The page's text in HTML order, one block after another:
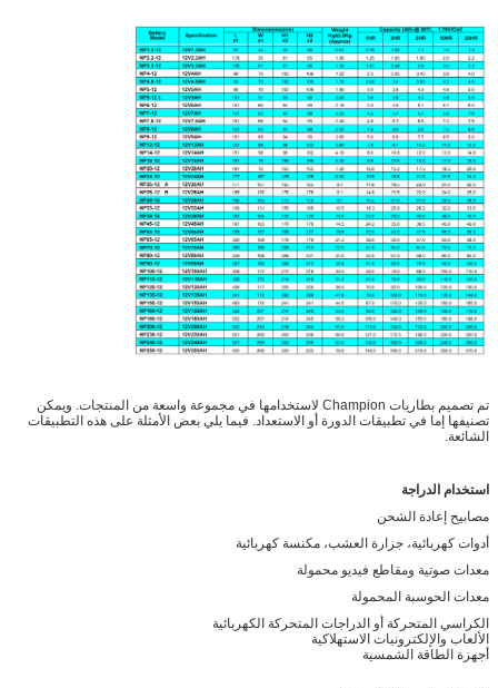
تم تصميم بطاريات Champion لاستخدامها في مجموعة واسعة من المنتجات. ويمكن
تصنيفها إما في تطبيقات الدورة أو الاستعداد. فيما يلي بعض الأمثلة على هذه التطبيقات
الشائعة.
استخدام الدراجة
مصابيح إعادة الشحن
أدوات كهربائية، جزارة العشب، مكنسة كهربائية
معدات صوتية ومقاطع فيديو محمولة
معدات الحوسبة المحمولة
الكراسي المتحركة أو الدراجات المتحركة الكهربائية
الألعاب والإلكترونيات الاستهلاكية
أجهزة الطاقة الشمسية